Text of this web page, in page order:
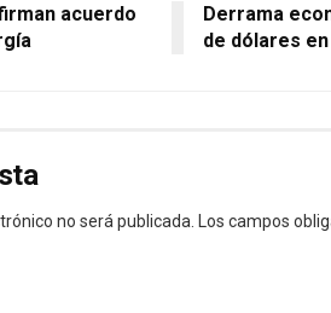
acuerdo
Derrama
de dólares en
no será publicada. Los campos